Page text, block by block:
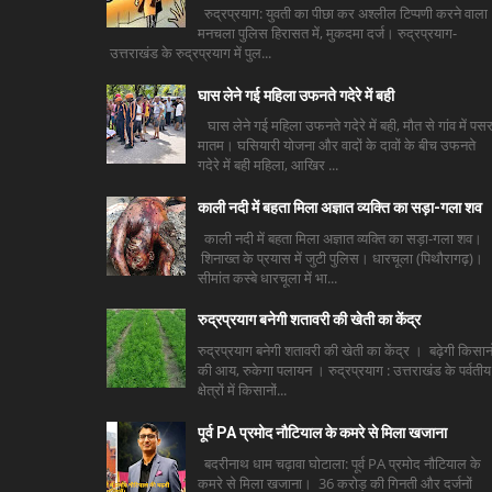
रुद्रप्रयाग: युवती का पीछा कर अश्लील टिप्पणी करने वाला
मनचला पुलिस हिरासत में, मुकदमा दर्ज। रुद्रप्रयाग-
उत्तराखंड के रुद्रप्रयाग में पुल...
घास लेने गई महिला उफनते गदेरे में बही
घास लेने गई महिला उफनते गदेरे में बही, मौत से गांव में
मातम। घसियारी योजना और वादों के दावों के बीच उफनते
गदेरे में बही महिला, आखिर ...
काली नदी में बहता मिला अज्ञात व्यक्ति का सड़ा-गला शव
काली नदी में बहता मिला अज्ञात व्यक्ति का सड़ा-गला शव।
शिनाख्त के प्रयास में जुटी पुलिस। धारचूला (पिथौरागढ़)।
सीमांत कस्बे धारचूला में भा...
रुद्रप्रयाग बनेगी शतावरी की खेती का केंद्र
रुद्रप्रयाग बनेगी शतावरी की खेती का केंद्र । बढ़ेगी
की आय, रुकेगा पलायन । रुद्रप्रयाग : उत्तराखंड के पर्वतीय
क्षेत्रों में किसानों...
पूर्व PA प्रमोद नौटियाल के कमरे से मिला खजाना
बदरीनाथ धाम चढ़ावा घोटाला: पूर्व PA प्रमोद नौटियाल के
कमरे से मिला खजाना। 36 करोड़ की गिनती और दर्जनों